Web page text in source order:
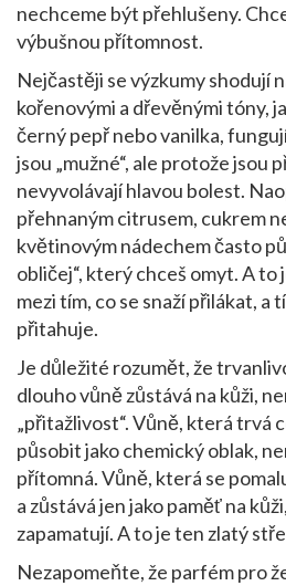
nechceme být přehlušeny.
výbušnou přítomnost.
Nejčastěji se výzkumy shodují
kořenovými a dřevěnými tóny,
černý pepř nebo vanilka,
jsou „mužné“, ale protože jsou
nevyvolávají hlavou bolest.
přehnaným citrusem, cukrem
květinovým nádechem často
obličej“, který chceš omyt. A to
mezi tím, co se snaží přilákat, a
přitahuje.
Je důležité rozumět, že
dlouho vůně zůstává na kůži,
„přitažlivost“. Vůně, která trvá
působit jako chemický oblak,
přítomná. Vůně, která se
a zůstává jen jako paměť na
zapamatují. A to je ten zlatý
Nezapomeňte, že parfém pro